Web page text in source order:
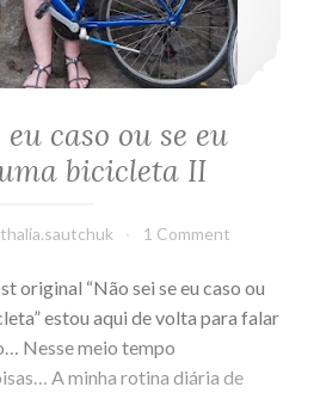
caso ou se eu
bicicleta II
1 Comment
original “Não sei se eu caso ou
estou aqui de volta para falar
Nesse meio tempo
A minha rotina diária de